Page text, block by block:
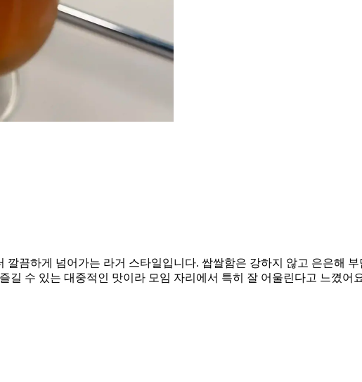
끔하게 넘어가는 라거 스타일입니다. 쌉쌀함은 강하지 않고 은은해
길 수 있는 대중적인 맛이라 모임 자리에서 특히 잘 어울린다고 느꼈어